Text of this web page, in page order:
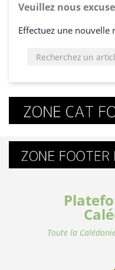
Veuillez nous
Effectuez une nouvelle
Toute la